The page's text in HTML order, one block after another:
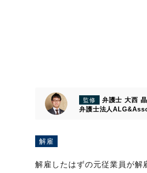
監修
弁護士 大西 晶
弁護士法人
解雇
解雇したはずの元従業員が解